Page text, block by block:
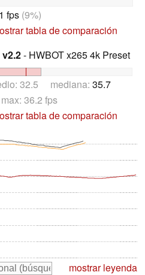
fps (9%)
tabla de comparación
- HWBOT x265 4k Preset
32.5 mediana: 35.7
36.2 fps
tabla de comparación
mostrar leyenda